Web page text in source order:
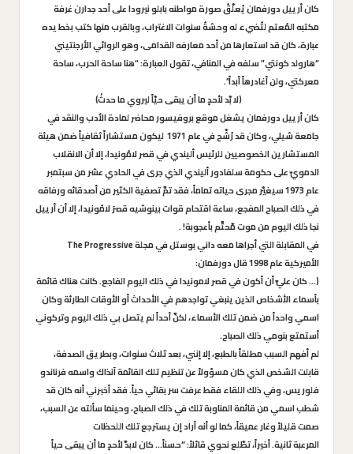
كان أرييل دورفمان يُعلّقُ صورة مواطنه بابلو نيرودا على أحد جدارن غرفة
مكتبه المُعتم لتُضيء له وحشةُ سنوات الاغتراب، وبالقرب منها كتب بخط يده
عبارة، كان قد استعارها من أحد معارفه القدامى، وهو الروائي الأرجنتيني
“هارولد كونتي” سلفه في المنافي، تقول العبارة: “هنا ساحة الحرب، ساحة
معركتي، ولن أغادرهاً أبداً”.
(لا بّد لأحدٍ ما أن يبقى حيّاً ليروي ما حدثْ)
كان أرييل دورفمان يشغل موقع بروفيسور محاضر لمادة الأدب والنقد في
جامعة شيلي، وكان قد رُشّح في عام 1971 ليكون مستشاراً ثقافياً ضمن هيئة
المستشارين الخصوصيين للرئيس أليندي في قصر لامُونيدا، إلا أن الانقلاب
الدمويّ على حكومة سلفادور أليندي الذي جرى في الحادي عشر من سبتمبر
عام 1973 سيغيّر مجرى حياته تماماً، فقد تمَّ تصفية الكثير من أصدقائه ورفاقه
في ذلك الصباح المفجع، ساعة اقتحام قوات بينوشيه قصرَ لامُونيدا، إلا أن أرييل
نجا ذلك اليوم من موت مّحتَّم بأعجوبة! .
في المقابلة التي أجراها معه داني بوستل في مجلة The Progressive
الأميركية عام 1998 قال دورفمان:
(… كان عليَّ أن أكون في قصر لامونيدا في ذلك اليوم الفاجع. كانت هناك قائمة
بأسماء الأشخاص الذين ينبغي تواجدهم في الأحداث أو الأوقات الطارئة وكان
اسمي واحداً من ضمن تلك الأسماء، لكنَّ أحداً لم يتصل بي ذلك اليوم وتركوني
أستمتع بنومي ذلك الصباح.
لم أفهم السبب مطلقاً بالطبع، إلا إنني، بعد ثلاث سنوات، وبطريق الصدفة،
قابلت الشخص الذي كان مسؤولاً عن تنظيم تلك القائمة آنذاك واسمه فرناندو
فلوريس، وفي ذلك اللقاء فقط عرفت سر بقائي حياً. فقد أخبرني أنه كان قد
شطب اسمي من قائمة المناوبة تلك في ذلك الصباح، وحينما سألته عن السبب،
صمت قليلاً وغار عميقاً، كما لو أنه أراد إن يسترجع تلك اللحظات
المرعبة ثانية. أخيراً، تطّلع نحوي قائلاً: “حسناً… كان لابدَّ لأحدٍ ما أن يبقى حياً